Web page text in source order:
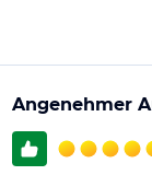
Angenehmer